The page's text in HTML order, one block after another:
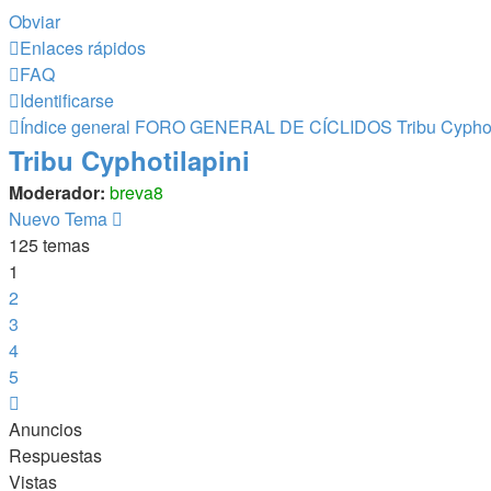
Obviar
Enlaces rápidos
FAQ
Identificarse
Índice general FORO GENERAL DE CÍCLIDOS Tribu
Tribu Cyphotilapini
Moderador: breva8
Nuevo Tema
125 temas
1
2
3
4
5
Anuncios
Respuestas
Vistas